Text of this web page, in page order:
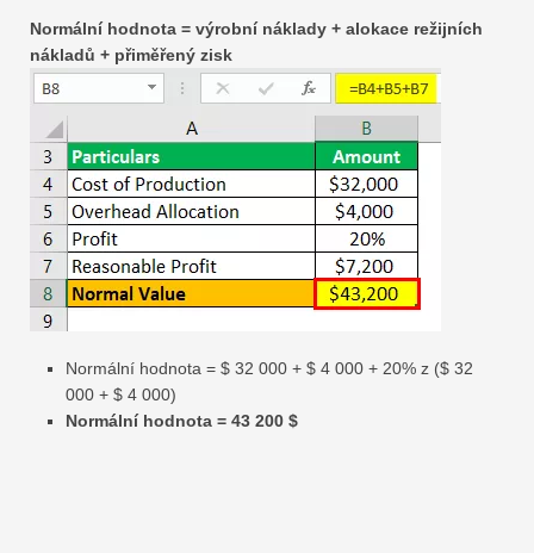
Normální hodnota = výrobní náklady + alokace režijních
nákladů + přiměřený zisk
Normální hodnota = $ 32 000 + $ 4 000 + 20% z ($ 32
000 + $ 4 000)
Normální hodnota = 43 200 $